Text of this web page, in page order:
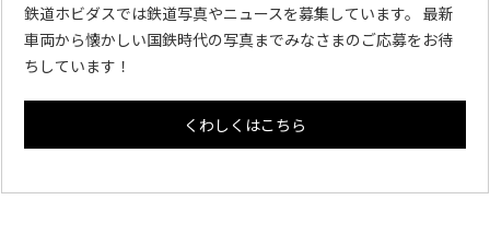
鉄道ホビダスでは鉄道写真やニュースを募集しています。 最新
車両から懐かしい国鉄時代の写真までみなさまのご応募をお待
ちしています！
くわしくはこちら